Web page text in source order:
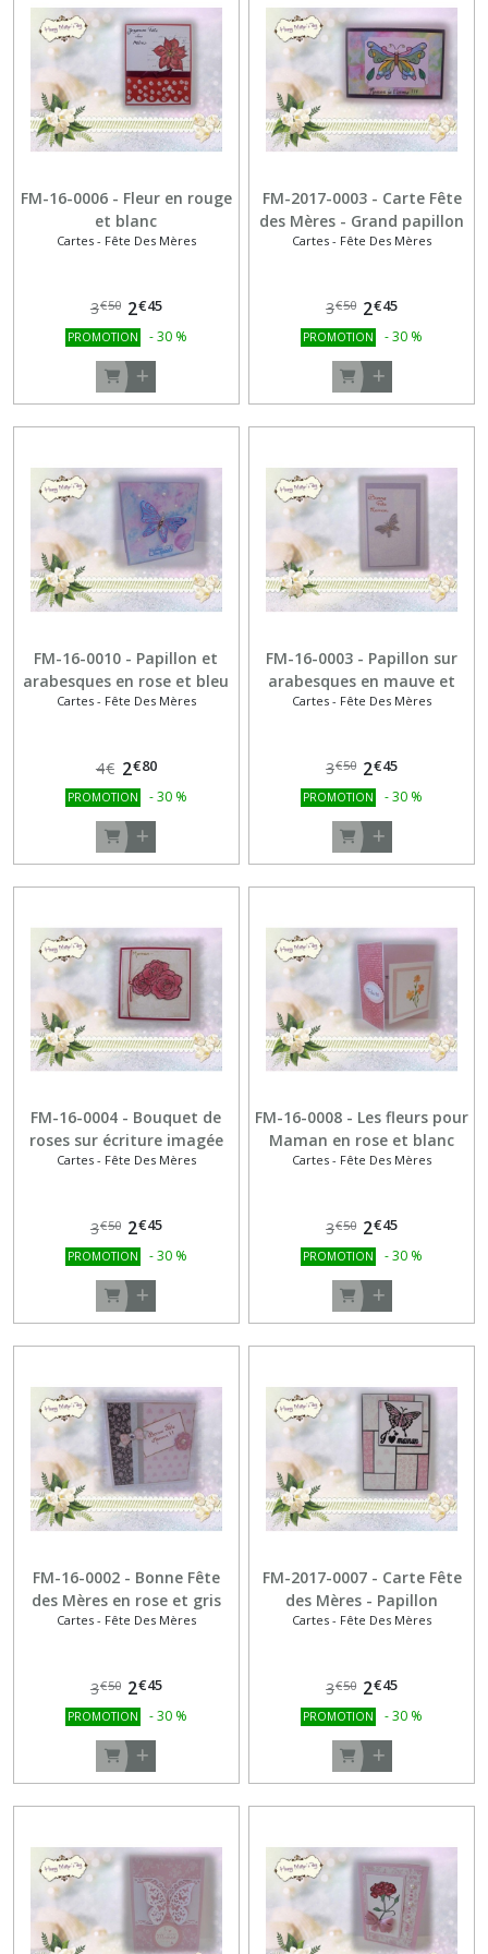
FM-16-0006 - Fleur en rouge
et blanc
Cartes - Fête Des Mères
3€50 2€45
PROMOTION -30 %
FM-2017-0003 - Carte Fête
des Mères - Grand papillon
irisé en acidulé
Cartes - Fête Des Mères
3€50 2€45
PROMOTION -30 %
FM-16-0010 - Papillon et
arabesques en rose et bleu
Cartes - Fête Des Mères
4€ 2€80
PROMOTION -30 %
FM-16-0003 - Papillon sur
arabesques en mauve et
blanc
Cartes - Fête Des Mères
3€50 2€45
PROMOTION -30 %
FM-16-0004 - Bouquet de
roses sur écriture imagée
Cartes - Fête Des Mères
3€50 2€45
PROMOTION -30 %
FM-16-0008 - Les fleurs pour
Maman en rose et blanc
Cartes - Fête Des Mères
3€50 2€45
PROMOTION -30 %
FM-16-0002 - Bonne Fête
des Mères en rose et gris
Cartes - Fête Des Mères
3€50 2€45
PROMOTION -30 %
FM-2017-0007 - Carte Fête
des Mères - Papillon
dentelle noir et rose
Cartes - Fête Des Mères
3€50 2€45
PROMOTION -30 %
Cartes
Fête
des
Mères
(17)
Cartes
des
Cartes
-
Nouvel
An
(10)
Saint
Valentin
(19)
Toutes
occasions
minis
-
cadeaux
Cartes
-
-
Enfants
(6)